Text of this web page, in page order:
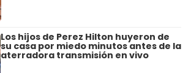
Los hijos de Perez Hilton huyeron de
su casa por miedo minutos antes de la
aterradora transmisión en vivo